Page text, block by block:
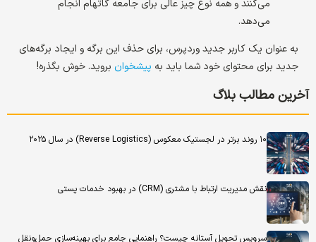
می‌کنند و همه نوع چیز عالی برای جامعه گاتهام انجام
می‌دهد.
به عنوان یک کاربر جدید وردپرس، برای حذف این برگه و ایجاد برگه‌های
جدید برای محتوای خود شما باید به پیشخوان بروید. خوش بگذره!
آخرین مطالب بلاگ
۱۰ روند برتر در لجستیک معکوس (Reverse Logistics) در سال ۲۰۲۵
نقش مدیریت ارتباط با مشتری (CRM) در بهبود خدمات پستی
سرویس تحویل آستانه چیست؟ راهنمایی جامع برای بهینه‌سازی حمل‌ونقل